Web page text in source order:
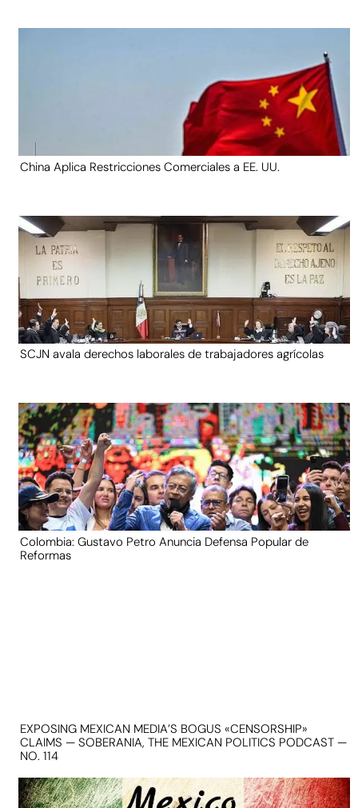
China Aplica Restricciones Comerciales a EE. UU.
SCJN avala derechos laborales de trabajadores agrícolas
Colombia: Gustavo Petro Anuncia Defensa Popular de
Reformas
EXPOSING MEXICAN MEDIA’S BOGUS «CENSORSHIP»
CLAIMS — SOBERANIA, THE MEXICAN POLITICS PODCAST —
NO. 114